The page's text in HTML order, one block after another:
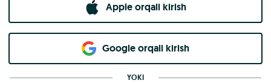
Apple orqali kirish
Goo​g​le orqali kirish
YOKI